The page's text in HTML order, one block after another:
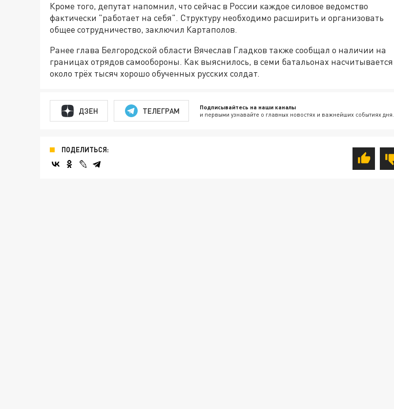
Кроме того, депутат напомнил, что сейчас в России каждое силовое ведомство
фактически "работает на себя". Структуру необходимо расширить и организовать
общее сотрудничество, заключил Картаполов.
Ранее глава Белгородской области Вячеслав Гладков также сообщал о наличии на
границах отрядов самообороны. Как выяснилось, в семи батальонах насчитывается
около трёх тысяч хорошо обученных русских солдат.
ДЗЕН ТЕЛЕГРАМ Подписывайтесь на наши каналы
и первыми узнавайте о главных новостях и важнейших событиях дня.
ПОДЕЛИТЬСЯ: